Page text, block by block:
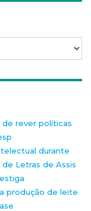
de rever políticas
durante
Letras de Assis
produção de leite